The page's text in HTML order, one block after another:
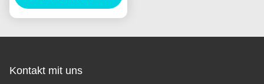
Injektionen Blasen
Kontakt mit uns